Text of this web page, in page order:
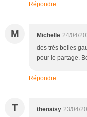
Répondre
M Michelle 24/04/
des très belles
pour le partage.
Répondre
T thenaisy 23/04/